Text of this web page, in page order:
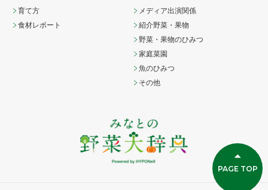
育て方
食材レポート
メディア出演関係
紹介野菜・果物
野菜・果物のひみつ
家庭菜園
魚のひみつ
その他
PAGE TOP